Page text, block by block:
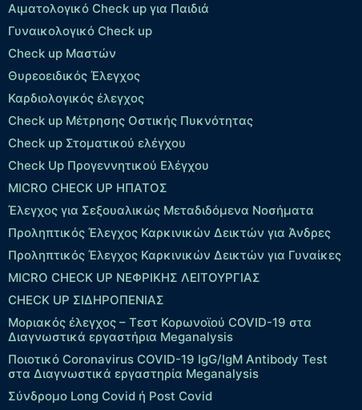
Αιματολογικό Check up για Παιδιά
Γυναικολογικό Check up
Check up Μαστών
Θυρεοειδικός Έλεγχος
Καρδιολογικός έλεγχος
Check up Mέτρησης Οστικής Πυκνότητας
Check up Στοματικού ελέγχου
Check Up Προγεννητικού Ελέγχου
MICRO CHECK UP HΠΑΤΟΣ
Έλεγχος για Σεξουαλικώς Μεταδιδόμενα Νοσήματα
Προληπτικός Έλεγχος Καρκινικών Δεικτών για Άνδρες
Προληπτικός Έλεγχος Καρκινικών Δεικτών για Γυναίκες
MICRO CHECK UP ΝΕΦΡΙΚΗΣ ΛΕΙΤΟΥΡΓΙΑΣ
CHECK UP ΣΙΔΗΡΟΠΕΝΙΑΣ
Μοριακός έλεγχος – Τεστ Κορωνοϊού COVID-19 στα
Διαγνωστικά εργαστήρια Meganalysis
Ποιοτικό Coronavirus COVID-19 IgG/IgM Antibody Test
στα Διαγνωστικά εργαστηρία Meganalysis
Σύνδρομο Long Covid ή Post Covid